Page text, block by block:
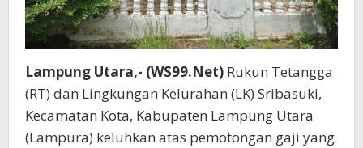
Lampung Utara,- (WS99.Net) Rukun Tetangga
(RT) dan Lingkungan Kelurahan (LK) Sribasuki,
Kecamatan Kota, Kabupaten Lampung Utara
(Lampura) keluhkan atas pemotongan gaji yang